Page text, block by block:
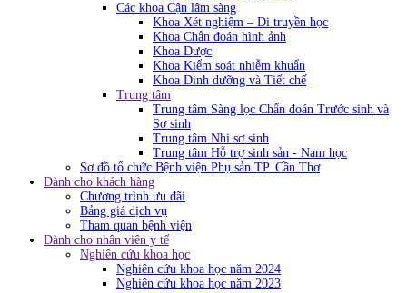
Các khoa Cận lâm sàng
Khoa Xét nghiệm – Di truyền học
Khoa Chẩn đoán hình ảnh
Khoa Dược
Khoa Kiểm soát nhiễm khuẩn
Khoa Dinh dưỡng và Tiết chế
Trung tâm
Trung tâm Sàng lọc Chẩn đoán Trước sinh và
Sơ sinh
Trung tâm Nhi sơ sinh
Trung tâm Hỗ trợ sinh sản - Nam học
Sơ đồ tổ chức Bệnh viện Phụ sản TP. Cần Thơ
Dành cho khách hàng
Chương trình ưu đãi
Bảng giá dịch vụ
Tham quan bệnh viện
Dành cho nhân viên y tế
Nghiên cứu khoa học
Nghiên cứu khoa học năm 2024
Nghiên cứu khoa học năm 2023